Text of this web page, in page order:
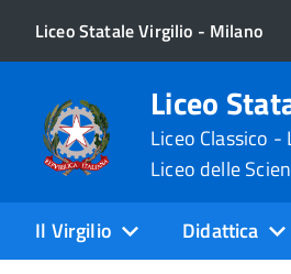
Liceo Statale Virgilio - Milano
Liceo
Liceo Classico
Liceo delle
Il Virgilio Didattica